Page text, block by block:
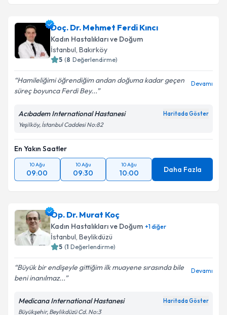
Doç. Dr. Mehmet Ferdi Kıncı
Kadın Hastalıkları ve Doğum
İstanbul, Bakırköy
5 (8 Değerlendirme)
Hamileliğimi öğrendiğim andan doğuma kadar geçen
süreç boyunca Ferdi Bey...
Devamı
Acıbadem International Hastanesi Haritada Göster
Yeşilköy, İstanbul Caddesi No:82
En Yakın Saatler
10 Ağu
09:00
10 Ağu
09:30
10 Ağu
10:00 Daha Fazla
Op. Dr. Murat Koç
Kadın Hastalıkları ve Doğum +1diğer
İstanbul, Beylikdüzü
5 (1 Değerlendirme)
Büyük bir endişeyle gittiğim ilk muayene sırasında bile
beni inanılmaz...
Devamı
Medicana International Hastanesi Haritada Göster
Büyükşehir, Beylikdüzü Cd. No:3